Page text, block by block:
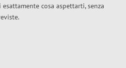
esattamente cosa aspettarti, senza